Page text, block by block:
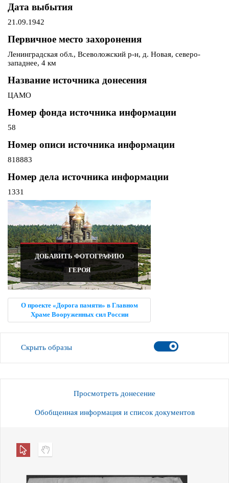
Дата выбытия
21.09.1942
Первичное место захоронения
Ленинградская обл., Всеволожский р-н, д. Новая, северо-
западнее, 4 км
Название источника донесения
ЦАМО
Номер фонда источника информации
58
Номер описи источника информации
818883
Номер дела источника информации
1331
ДОБАВИТЬ ФОТОГРАФИЮ
ГЕРОЯ
О проекте «Дорога памяти» в Главном
Храме Вооруженных сил России
Скрыть образы
Просмотреть донесение
Обобщенная информация и список документов